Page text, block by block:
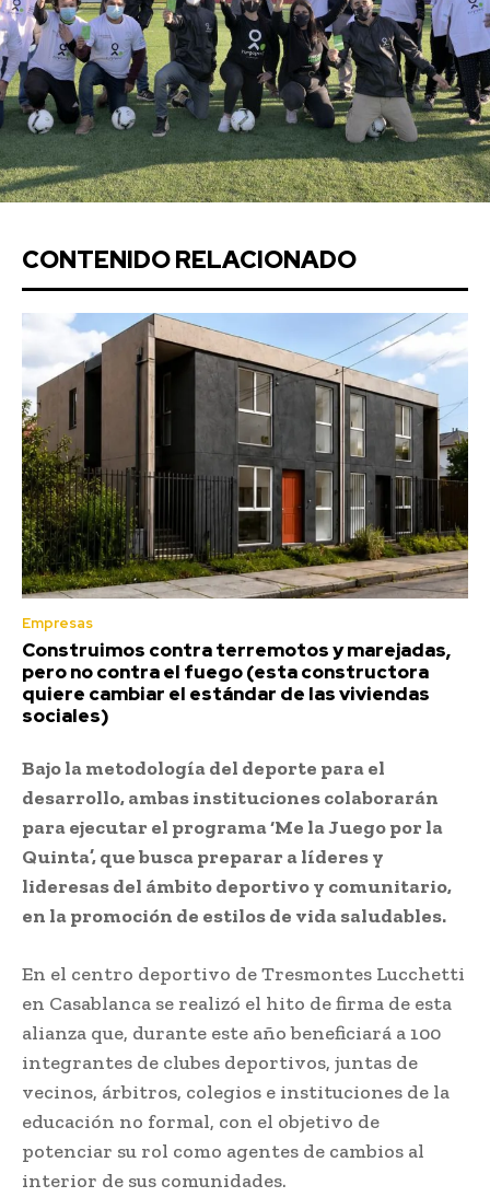
CONTENIDO RELACIONADO
Empresas
Construimos contra terremotos y marejadas,
pero no contra el fuego (esta constructora
quiere cambiar el estándar de las viviendas
sociales)
Bajo la metodología del deporte para el
desarrollo, ambas instituciones colaborarán
para ejecutar el programa ‘Me la Juego por la
Quinta’, que busca preparar a líderes y
lideresas del ámbito deportivo y comunitario,
en la promoción de estilos de vida saludables.
En el centro deportivo de Tresmontes Lucchetti
en Casablanca se realizó el hito de firma de esta
alianza que, durante este año beneficiará a 100
integrantes de clubes deportivos, juntas de
vecinos, árbitros, colegios e instituciones de la
educación no formal, con el objetivo de
potenciar su rol como agentes de cambios al
interior de sus comunidades.